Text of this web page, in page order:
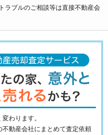
ラブルのご相談等は直接不動産会
わります。
動産会社にまとめて査定依頼